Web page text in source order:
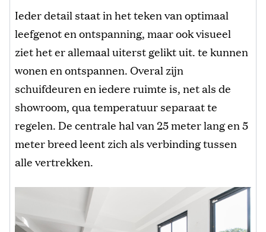
Ieder detail staat in het teken van optimaal
leefgenot en ontspanning, maar ook visueel
ziet het er allemaal uiterst gelikt uit. te kunnen
wonen en ontspannen. Overal zijn
schuifdeuren en iedere ruimte is, net als de
showroom, qua temperatuur separaat te
regelen. De centrale hal van 25 meter lang en 5
meter breed leent zich als verbinding tussen
alle vertrekken.